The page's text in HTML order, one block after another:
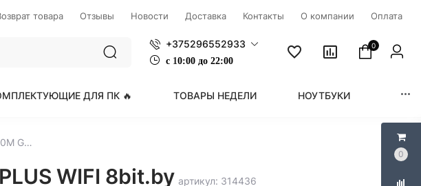
0
товара Отзывы Новости Доставка Контакты О компании Оплата
+375296552933
с 1 0:00 до 22:00
0
ДЛЯ ПК 🔥 ТОВАРЫ НЕДЕЛИ НОУТБУКИ
Материнская плата MSI B760M GAMING PLUS WIFI
WIFI 8bit.by артикул: 314436